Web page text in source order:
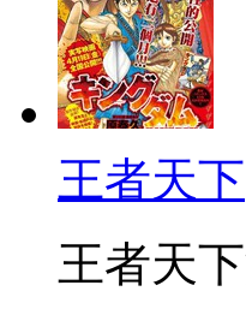
王者天下
王者天